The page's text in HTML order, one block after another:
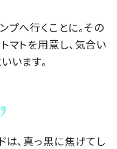
プへ行くことに。その
マトを用意し、気合い
います。
は、真っ黒に焦げてし